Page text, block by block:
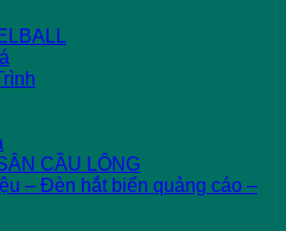
CẦU LÔNG
– Đèn hắt biển quảng cáo –